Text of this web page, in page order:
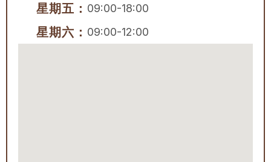
星期五： 09:00-18:00
星期六： 09:00-12:00